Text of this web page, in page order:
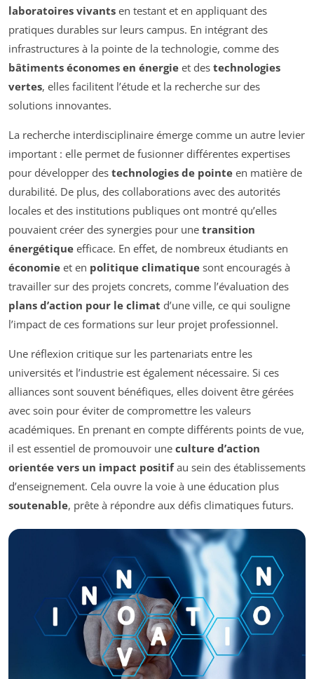
laboratoires vivants en testant et en appliquant des
pratiques durables sur leurs campus. En intégrant des
infrastructures à la pointe de la technologie, comme des
bâtiments économes en énergie et des technologies
vertes, elles facilitent l’étude et la recherche sur des
solutions innovantes.
La recherche interdisciplinaire émerge comme un autre levier
important : elle permet de fusionner différentes expertises
pour développer des technologies de pointe en matière de
durabilité. De plus, des collaborations avec des autorités
locales et des institutions publiques ont montré qu’elles
pouvaient créer des synergies pour une transition
énergétique efficace. En effet, de nombreux étudiants en
économie et en politique climatique sont encouragés à
travailler sur des projets concrets, comme l’évaluation des
plans d’action pour le climat d’une ville, ce qui souligne
l’impact de ces formations sur leur projet professionnel.
Une réflexion critique sur les partenariats entre les
universités et l’industrie est également nécessaire. Si ces
alliances sont souvent bénéfiques, elles doivent être gérées
avec soin pour éviter de compromettre les valeurs
académiques. En prenant en compte différents points de vue,
il est essentiel de promouvoir une culture d’action
orientée vers un impact positifau sein des établissements
d’enseignement. Cela ouvre la voie à une éducation plus
soutenable, prête à répondre aux défis climatiques futurs.